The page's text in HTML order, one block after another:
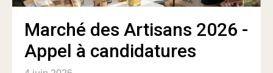
Marché des Artisans 2026 -
Appel à candidatures